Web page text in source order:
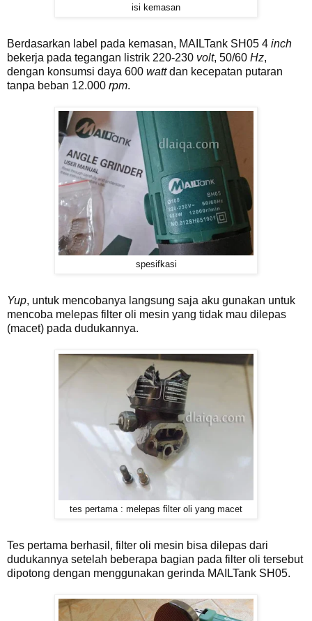
isi kemasan
Berdasarkan label pada kemasan, MAILTank SH05 4 inch
bekerja pada tegangan listrik 220-230 volt, 50/60 Hz,
dengan konsumsi daya 600 wattdan kecepatan putaran
tanpa beban 12.000 rpm.
spesifkasi
Yup, untuk mencobanya langsung saja aku gunakan untuk
mencoba melepas filter oli mesin yang tidak mau dilepas
(macet) pada dudukannya.
tes pertama : melepas filter oli yang macet
Tes pertama berhasil, filter oli mesin bisa dilepas dari
dudukannya setelah beberapa bagian pada filter oli tersebut
dipotong dengan menggunakan gerinda MAILTank SH05.